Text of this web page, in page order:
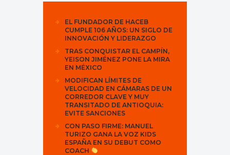
EL FUNDADOR DE HACEB
CUMPLE 106 AÑOS: UN SIGLO DE
INNOVACIÓN Y LIDERAZGO
TRAS CONQUISTAR EL CAMPÍN,
YEISON JIMÉNEZ PONE LA MIRA
EN MÉXICO
MODIFICAN LÍMITES DE
VELOCIDAD EN CÁMARAS DE UN
CORREDOR CLAVE Y MUY
TRANSITADO DE ANTIOQUIA:
EVITE SANCIONES
CON PASO FIRME: MANUEL
TURIZO GANA LA VOZ KIDS
ESPAÑA EN SU DEBUT COMO
COACH